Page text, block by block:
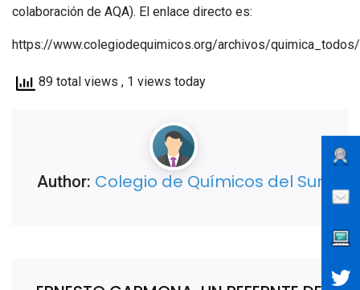
colaboración de AQA). El enlace directo es:
https://www.colegiodequimicos.org/archivos/
89 total views , 1 views today
Author: Colegio de Químicos del Sur